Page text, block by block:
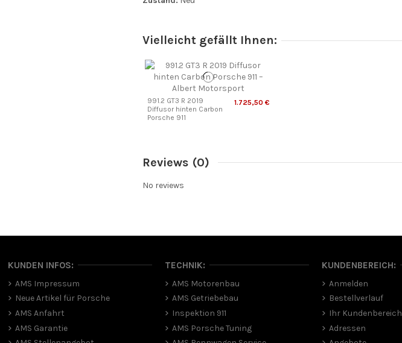
Vielleicht gefällt Ihnen:
991.2 GT3 R 2019
Diffusor hinten Carbon
Porsche 911
1.725,50 €
Reviews (0)
No reviews
KUNDEN INFOS:
AMS Impressum
Neue Artikel für Porsche
AMS Anfahrt
AMS Garantie
TECHNIK:
AMS Motorenbau
AMS Getriebebau
Inspektion 911
AMS Porsche Tuning
KUNDENBEREICH:
Anmelden
Bestellverlauf
Ihr Kundenbereich
Adressen